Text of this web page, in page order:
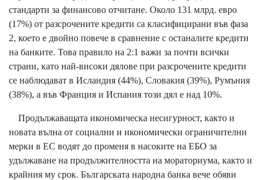
стандарти за финансово отчитане. Около 131 млрд. евро
(17%) от разсрочените кредити са класифицирани във фаза
2, което е двойно повече в сравнение с останалите кредити
на банките. Това правило на 2:1 важи за почти всички
страни, като най-високи дялове при разсрочените кредити
се наблюдават в Исландия (44%), Словакия (39%), Румъния
(38%), а във Франция и Испания този дял е над 10%.
Продължаващата икономическа несигурност, както и
новата вълна от социални и икономически ограничителни
мерки в ЕС водят до променя в насоките на ЕБО за
удължаване на продължителността на мораториума, както и
крайния му срок. Българската народна банка вече обяви